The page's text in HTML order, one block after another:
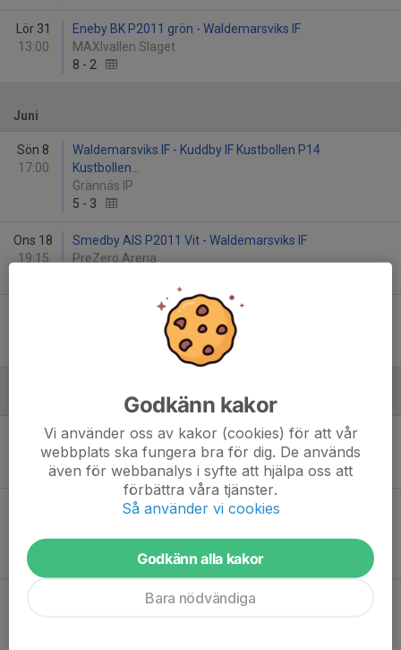
Lör 31
13:00
Eneby BK P2011 grön - Waldemarsviks IF
MAXIvallen Slaget
8 - 2
Juni
Sön 8
17:00
Waldemarsviks IF - Kuddby IF Kustbollen P14
Kustbollen...
Grännäs IP
5 - 3
Ons 18
19:15
Smedby AIS P2011 Vit - Waldemarsviks IF
PreZero Arena
Waldemarsviks IF - Sonstorps IK
Lör 16
10:00
Hjulsbro IK P-2012 Blå - Waldemarsviks IF
UCS Arena
4 -1
Waldemarsviks IF - Malmslätts AIK Pojkar födda
Dalängen
Smedby AIS P2011 Svart - Waldemarsviks IF
Godkänn kakor
Vi använder oss av kakor (cookies) för att vår
webbplats ska fungera bra för dig. De används
även för webbanalys i syfte att hjälpa oss att
förbättra våra tjänster.
Så använder vi cookies
Godkänn alla kakor
Bara nödvändiga